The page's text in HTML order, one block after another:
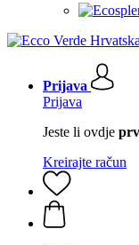
Prijava
Prijava
Jeste li ovdje
Kreirajte račun